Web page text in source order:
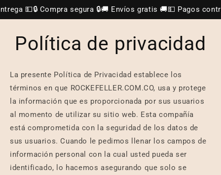
directamente
al contenido
💵🔒 Compra segura 🔒 🚚 Envíos gratis 🚚💵 Pagos contra
Política de privacidad
La presente Política de Privacidad establece los
términos en que ROCKEFELLER.COM.CO, usa y protege
la información que es proporcionada por sus usuarios
al momento de utilizar su sitio web. Esta compañía
está comprometida con la seguridad de los datos de
sus usuarios. Cuando le pedimos llenar los campos de
información personal con la cual usted pueda ser
identificado, lo hacemos asegurando que solo se